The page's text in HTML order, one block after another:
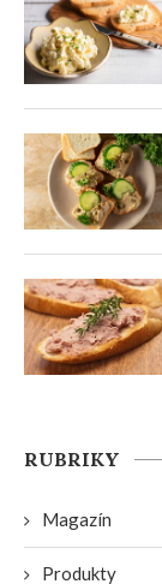
RUBRIKY
Magazín
Produkty